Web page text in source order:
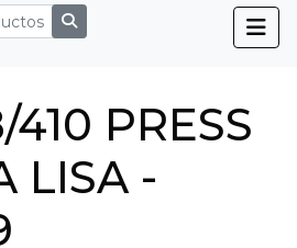
PRESS
LISA -